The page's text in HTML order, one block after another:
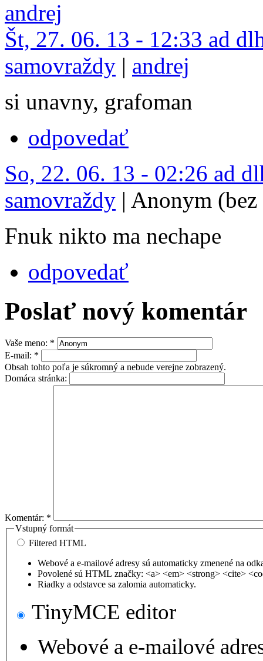
Št, 27. 06. 13 - 12:33 ad
samovraždy | andrej
si unavny, grafoman
odpovedať
So, 22. 06. 13 - 02:26 ad
samovraždy | Anonym
Fnuk nikto ma nechape
odpovedať
Poslať nový komentár
Vaše meno: *
E-mail: *
Obsah tohto poľa je súkromný a nebude verejne zobrazený.
Domáca stránka:
Komentár: *
Vstupný formát
Filtered HTML
Webové a e-mailové adresy sú automaticky zmenené na
Povolené sú HTML značky: <a> <em> <strong> <cite>
Riadky a odstavce sa zalomia automaticky.
TinyMCE editor
Webové a e-mailové